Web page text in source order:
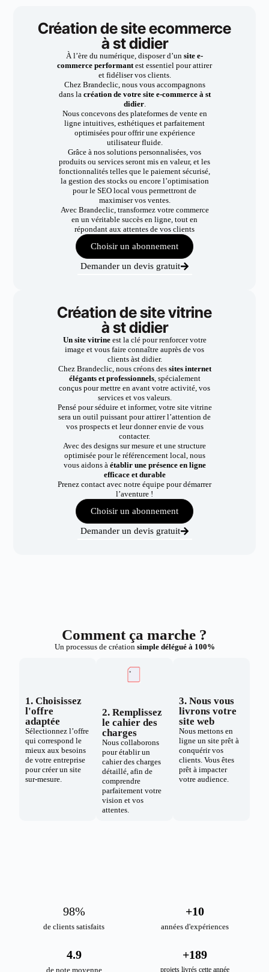
Création de site ecommerce
à st didier
À l’ère du numérique, disposer d’un site e-
commerce performantest essentiel pour attirer
et fidéliser vos clients.
Chez Brandeclic, nous vous accompagnons
dans la création de votre site e-commerce à st
didier.
Nous concevons des plateformes de vente en
ligne intuitives, esthétiques et parfaitement
optimisées pour offrir une expérience
utilisateur fluide.
Grâce à nos solutions personnalisées, vos
produits ou services seront mis en valeur, et les
fonctionnalités telles que le paiement sécurisé,
la gestion des stocks ou encore l’optimisation
pour le SEO local vous permettront de
maximiser vos ventes.
Avec Brandeclic, transformez votre commerce
en un véritable succès en ligne, tout en
répondant aux attentes de vos clients
Choisir un abonnement
Demander un devis gratuit
Création de site vitrine
à st didier
Un site vitrineest la clé pour renforcer votre
image et vous faire connaître auprès de vos
clients àst didier.
Chez Brandeclic, nous créons dessites internet
élégants et professionnels, spécialement
conçus pour mettre en avant votre activité, vos
services et vos valeurs.
Pensé pour séduire et informer, votre site vitrine
sera un outil puissant pour attirer l’attention de
vos prospects et leur donner envie de vous
contacter.
Avec des designs sur mesure et une structure
optimisée pour le référencement local, nous
vous aidons à établir une présence en ligne
efficace et durable
Prenez contact avec notre équipe pour démarrer
l’aventure !
Choisir un abonnement
Demander un devis gratuit
Comment ça marche ?
Un processus de création simple délégué à 100%
1. Choisissez
l'offre
adaptée
Sélectionnez l’offre
qui correspond le
mieux aux besoins
de votre entreprise
pour créer un site
sur-mesure.
2. Remplissez
le cahier des
charges
Nous collaborons
pour établir un
cahier des charges
détaillé, afin de
comprendre
parfaitement votre
vision et vos
attentes.
3. Nous vous
livrons votre
site web
Nous mettons en
ligne un site prêt à
conquérir vos
clients. Vous êtes
prêt à impacter
votre audience.
de clients satisfaits
98%
années d'expériences
+10
de note moyenne
4.9
projets livrés cette année
+189